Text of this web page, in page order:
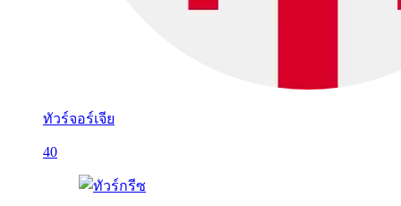
ทัวร์จอร์เจีย
40